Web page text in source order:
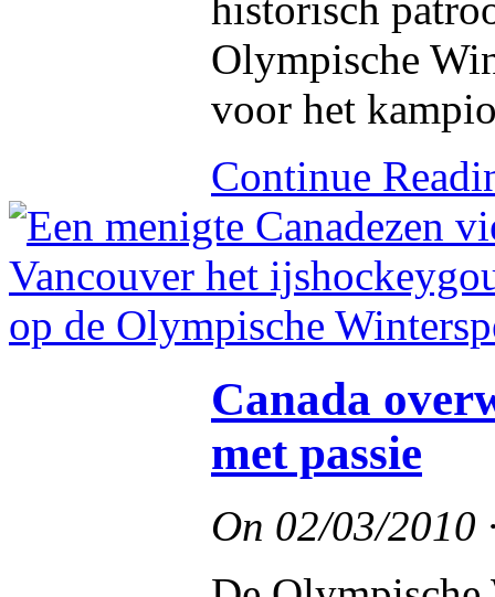
Olympische
voor het
Continue
Canada
met passie
On 02/03/2010